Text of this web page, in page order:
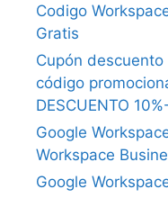
Codigo
Gratis
Cupón descuento
código
DESCUENTO
Google
Workspace
Google